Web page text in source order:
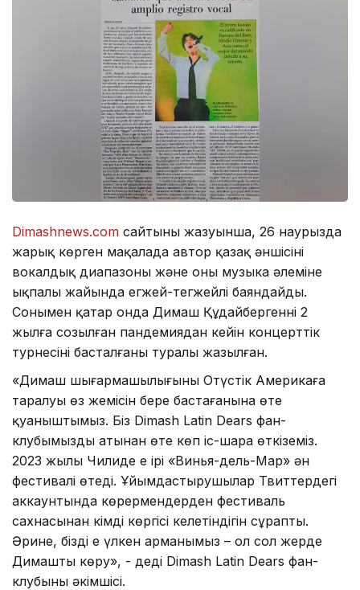
Dimashnews.com сайтының жазуынша, 26 наурызда
жарық көрген мақалада автор қазақ әншісінің
вокалдық диапазоны және оның музыка әлеміне
ықпалы жайында егжей-тегжейлі баяндайды.
Сонымен қатар онда Димаш Құдайбергеннің 2
жылға созылған пандемиядан кейін концерттік
турнесінің басталғаны туралы жазылған.
«Димаш шығармашылығының Оңтүстік Америкаға
таралуы өз жемісін бере бастағанына өте
қуаныштымыз. Біз Dimash Latin Dears фан-
клубымыздың атынан өте көп іс-шара өткіземіз.
2023 жылы Чилиде ең ірі «Винья-дель-Мар» ән
фестивалі өтеді. Ұйымдастырушылар Твиттердегі
аккаунтында көрермендерден фестиваль
сахнасынан кімді көргісі келетіндігін сұрапты.
Әрине, біздің ең үлкен арманымыз – ол сол жерде
Димашты көру», - деді Dimash Latin Dears фан-
клубының әкімшісі.